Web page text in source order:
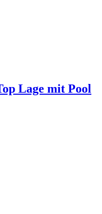
Lage mit Pool